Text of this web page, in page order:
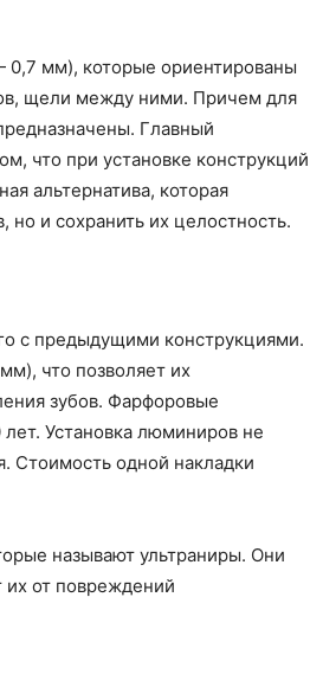
0,7 мм), которые ориентированы
щели между ними. Причем для
Главный
что при установке конструкций
альтернатива, которая
но и сохранить их целостность.
с предыдущими конструкциями.
что позволяет их
зубов. Фарфоровые
Установка люминиров не
Стоимость одной накладки
называют ультраниры. Они
от повреждений